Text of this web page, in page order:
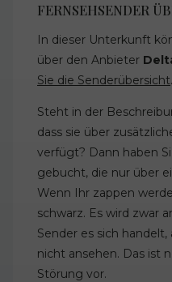
FERNSEHSENDER
In dieser Unterkunft
über den Anbieter
Sie die Senderübersicht.
Steht in der
dass sie über
verfügt? Dann haben
gebucht, die nur über
Wenn Ihr zappen
schwarz. Es wird zwar
Sender es sich
nicht ansehen. Das ist
Störung vor.